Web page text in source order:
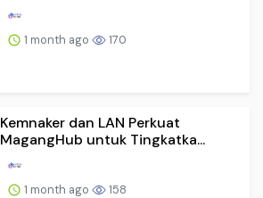
1 month ago 170
Kemnaker dan LAN Perkuat
MagangHub untuk Tingkatka...
1 month ago 158